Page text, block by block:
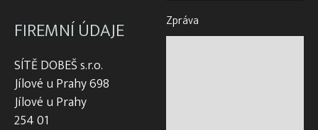
FIREMNÍ ÚDAJE
SÍTĚ DOBEŠ s.r.o.
Jílové u Prahy 698
Jílové u Prahy
254 01
Zpráva